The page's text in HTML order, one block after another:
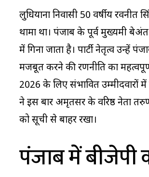
लुधियाना निवासी 50 वर्षीय रवनीत
थामा था। पंजाब के पूर्व मुख्यमंत्री
में गिना जाता है। पार्टी नेतृत्व
मजबूत करने की रणनीति का
2026 के लिए संभावित उम्मीदवारों
ने इस बार अमृतसर के वरिष्ठ नेता
को सूची से बाहर रखा।
पंजाब में बीजेपी